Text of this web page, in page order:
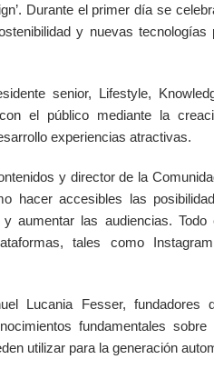
Durante el primer día se
y nuevas
senior, Lifestyle,
el público mediante la
experiencias atractivas.
y director de la
hacer accesibles las
aumentar las audiencias.
tales como
Lucania Fesser, fundadores
fundamentales
utilizar para la generación